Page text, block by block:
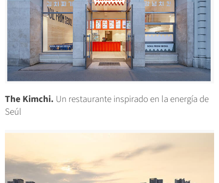
The Kimchi. Un restaurante inspirado en la energía de
Seúl